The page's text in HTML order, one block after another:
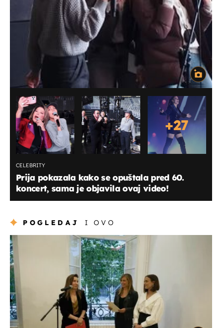
+27
CELEBRITY
Prija pokazala kako se opuštala pred 60.
koncert, sama je objavila ovaj video!
POGLEDAJ I OVO